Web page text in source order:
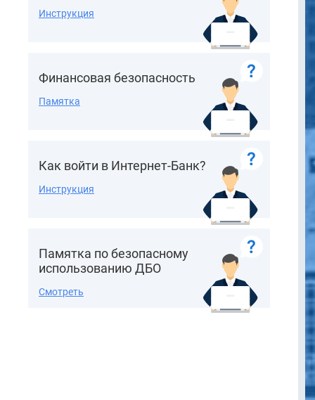
Инструкция
Финансовая безопасность
Памятка
Как войти в Интернет-Банк?
Инструкция
Памятка по безопасному
использованию ДБО
Смотреть